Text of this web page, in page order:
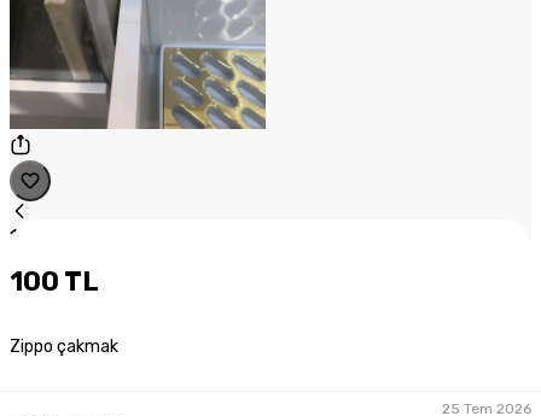
1
100 TL
Zippo çakmak
25 Tem 2026